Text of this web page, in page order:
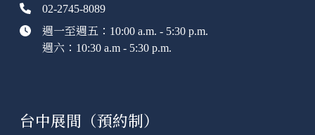
02-2745-8089
週一至週五：10:00 a.m. - 5:30 p.m.
週六：10:30 a.m - 5:30 p.m.
台中展間（預約制）